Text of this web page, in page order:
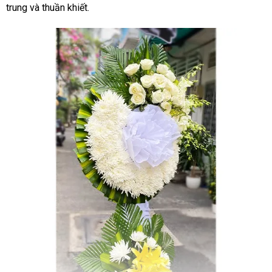
trung và thuần khiết.